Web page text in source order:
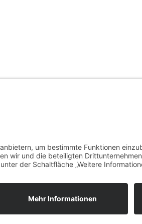
≡Webdesign & SEO schneider.media